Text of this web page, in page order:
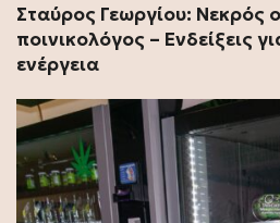
Σταύρος Γεωργίου: Νεκρός
ποινικολόγος – Ενδείξεις
ενέργεια